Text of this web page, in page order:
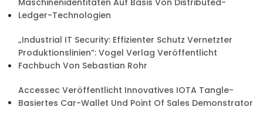
Ledger-Technologien
„Industrial IT Security: Effizienter Schutz Vernetzter
Produktionslinien“: Vogel Verlag Veröffentlicht
Fachbuch Von Sebastian Rohr
Accessec Veröffentlicht Innovatives IOTA Tangle-
Basiertes Car-Wallet Und Point Of Sales Demonstrator